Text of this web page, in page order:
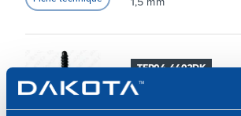
TER04-4402DK
Vis linéaire
carreaux de 3 à 22 mm